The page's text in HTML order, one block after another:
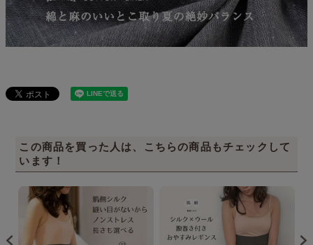
この商品を買った人は、こちらの商品もチェックして
います！